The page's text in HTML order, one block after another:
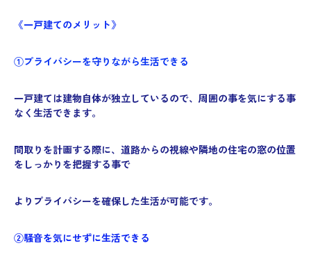
《一戸建てのメリット》
①プライバシーを守りながら生活できる
一戸建ては建物自体が独立しているので、周囲の事を気にする事
なく生活できます。
間取りを計画する際に、道路からの視線や隣地の住宅の窓の位置
をしっかりを把握する事で
よりプライバシーを確保した生活が可能です。
②騒音を気にせずに生活できる